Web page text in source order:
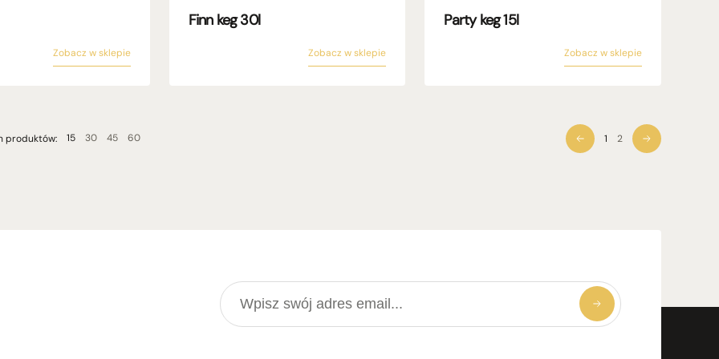
Zobacz w sklepie
Finn keg 30l
Zobacz w sklepie
Party keg 15l
Zobacz w sklepie
produktów: 15 30 45 60 1 2